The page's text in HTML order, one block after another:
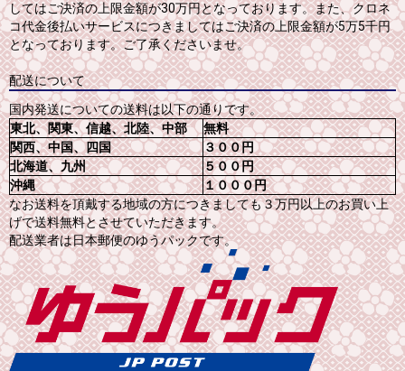
してはご決済の上限金額が30万円となっております。また、クロネ
コ代金後払いサービスにつきましてはご決済の上限金額が5万5千円
となっております。ご了承くださいませ。
配送について
国内発送についての送料は以下の通りです。
東北、関東、信越、北陸、中部
無料
関西、中国、四国
３００円
北海道、九州
５００円
沖縄
１０００円
なお送料を頂戴する地域の方につきましても３万円以上のお買い上
げで送料無料とさせていただきます。
配送業者は日本郵便のゆうパックです。